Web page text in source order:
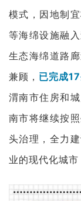
模式，因地制
等海绵设施融
生态海绵道路
兼顾， 已完成
渭南市住房和
南市将继续按
头治理，全力
业的现代化城市